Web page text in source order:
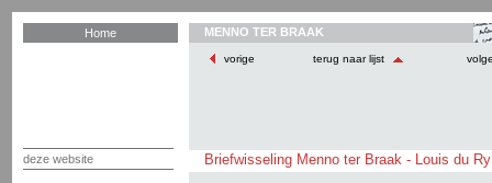
Home
deze website
MENNO TER BRAAK
vorige terug naar lijst
Briefwisseling Menno ter Braak - Louis du